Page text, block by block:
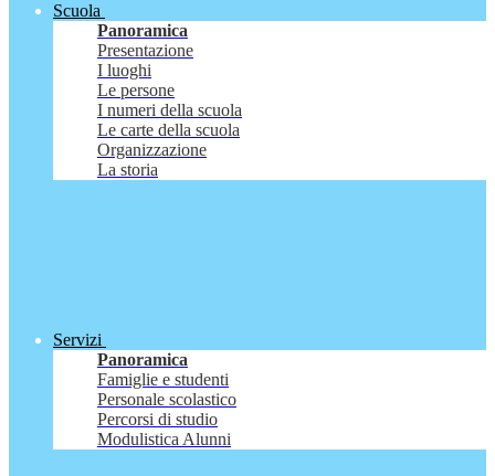
Scuola
Panoramica
Presentazione
I luoghi
Le persone
I numeri della scuola
Le carte della scuola
Organizzazione
La storia
Servizi
Panoramica
Famiglie e studenti
Personale scolastico
Percorsi di studio
Modulistica Alunni